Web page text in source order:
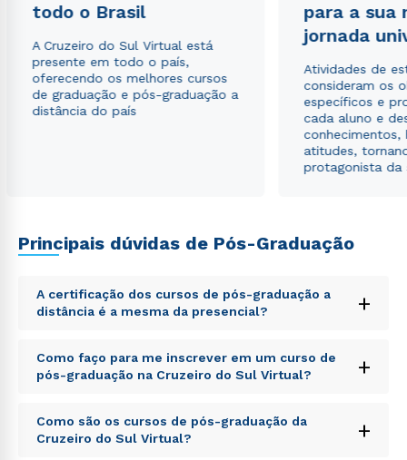
todo o Brasil
A Cruzeiro do Sul Virtual está
presente em todo o país,
oferecendo os melhores cursos
de graduação e pós-graduação a
distância do país
para a sua
jornada
Atividades de
consideram os
específicos e
cada aluno e
conhecimentos,
atitudes,
protagonista da
Principais dúvidas de Pós-Graduação
A certificação dos cursos de pós-graduação a
distância é a mesma da presencial?
+
Sed ut perspiciatis unde omnis iste natus error sit
voluptatem accusantium doloremque laudantium,
totam rem aperiam, eaque ipsa quae ab illo inventore
explicabo. Nemo enim ipsam voluptatem quia
voluptas sit aspernatur aut odit aut fugit, sed quia
Como faço para me inscrever em um curso de
pós-graduação na Cruzeiro do Sul Virtual?
+
Sed ut perspiciatis unde omnis iste natus error sit
voluptatem accusantium doloremque laudantium,
Como são os cursos de pós-graduação da
Cruzeiro do Sul Virtual?
+
Estou de acordo com aPolítica de Privacidade. e
autorizo que meus dados sejam utilizados para o
envio de conteúdos da Cruzeiro do Sul.